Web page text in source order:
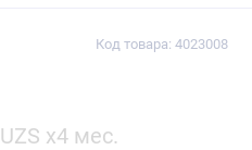
Код товара: 4023008
UZS x4 мес.